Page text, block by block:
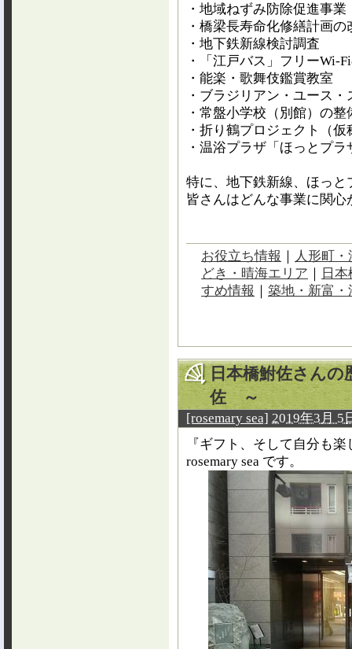
・地域ねずみ防除促進事業
・橋梁長寿命化修繕計画の
・地下鉄新線検討調査
・「江戸バス」フリーWi-
・能楽・歌舞伎鑑賞教室
・ブラジリアン・ユース
・常盤小学校（別館）の整
・折り鶴プロジェクト（仮
・温浴プラザ「ほっとプ
特に、地下鉄新線、ほっ
皆さんはどんな事業に関心
お役立ち情報 ｜ 人形町
どき・晴海エリア ｜
日
すめ情報 ｜ 築地・新富・
日本橋鮒佐さん
佐 ～
[rosemary sea] 2019年3月 5
『ギフト、そして自分も
rosemary sea です。